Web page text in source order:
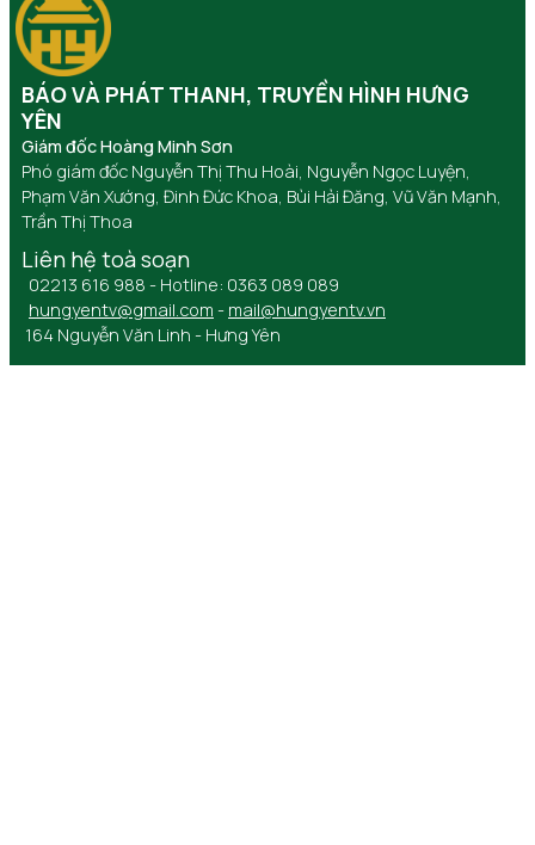
BÁO VÀ PHÁT THANH, TRUYỀN HÌNH HƯNG
YÊN
Giám đốc Hoàng Minh Sơn
Phó giám đốc Nguyễn Thị Thu Hoài, Nguyễn Ngọc Luyện,
Phạm Văn Xướng, Đinh Đức Khoa, Bùi Hải Đăng, Vũ Văn Mạnh,
Trần Thị Thoa
Liên hệ toà soạn
02213 616 988 - Hotline: 0363 089 089
hungyentv@gmail.com - mail@hungyentv.vn
164 Nguyễn Văn Linh - Hưng Yên